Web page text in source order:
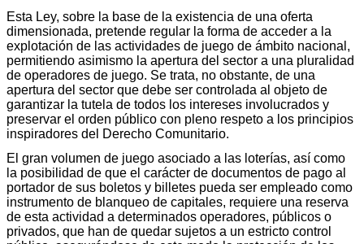
Esta Ley, sobre la base de la existencia de una oferta
dimensionada, pretende regular la forma de acceder a la
explotación de las actividades de juego de ámbito nacional,
permitiendo asimismo la apertura del sector a una pluralidad
de operadores de juego. Se trata, no obstante, de una
apertura del sector que debe ser controlada al objeto de
garantizar la tutela de todos los intereses involucrados y
preservar el orden público con pleno respeto a los principios
inspiradores del Derecho Comunitario.
El gran volumen de juego asociado a las loterías, así como
la posibilidad de que el carácter de documentos de pago al
portador de sus boletos y billetes pueda ser empleado como
instrumento de blanqueo de capitales, requiere una reserva
de esta actividad a determinados operadores, públicos o
privados, que han de quedar sujetos a un estricto control